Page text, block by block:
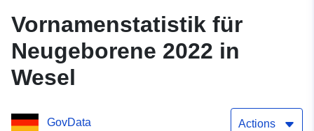
Vornamenstatistik für
Neugeborene 2022 in
Wesel
GovData Actions